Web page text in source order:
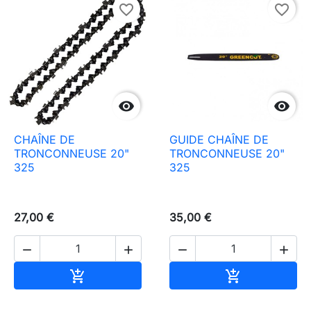

favorite_border
CHAÎNE DE
TRONCONNEUSE 20"
325
27,00 €
 


favorite_border
GUIDE CHAÎNE DE
TRONCONNEUSE 20"
325
35,00 €
 
